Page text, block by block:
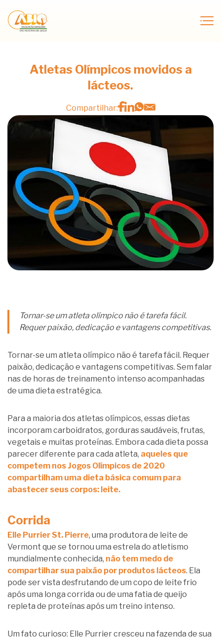
Atletas Olímpicos movidos a
lácteos.
Compartilhar:
Tornar-se um atleta olímpico não é tarefa fácil.
Requer paixão, dedicação e vantagens competitivas.
Tornar-se um atleta olímpico não é tarefa fácil. Requer
paixão, dedicação e vantagens competitivas. Sem falar
nas de horas de treinamento intenso acompanhadas
de uma dieta estratégica.
Para a maioria dos atletas olímpicos, essas dietas
incorporam carboidratos, gorduras saudáveis, frutas,
vegetais e muitas proteínas. Embora cada dieta possa
parecer diferente para cada atleta, aqueles que
competem nos Jogos Olímpicos de 2020
compartilham uma dieta básica comum para
abastecer seus corpos: leite.
Corrida
Elle Purrier St. Pierre, uma produtora de leite de
Vermont que se tornou uma estrela do atletismo
mundialmente conhecida, não tem medo de
compartilhar sua paixão por produtos lácteos. Ela
pode ser vista desfrutando de um copo de leite frio
após uma longa corrida ou de uma fatia de queijo
repleta de proteínas após um treino intenso.
Um fato curioso: Elle Purrier cresceu na fazenda de sua